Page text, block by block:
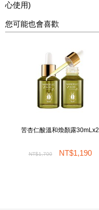
心使用)
您可能也會喜歡
苦杏仁酸溫和煥顏露30mLx2
NT$1,700 NT$1,190